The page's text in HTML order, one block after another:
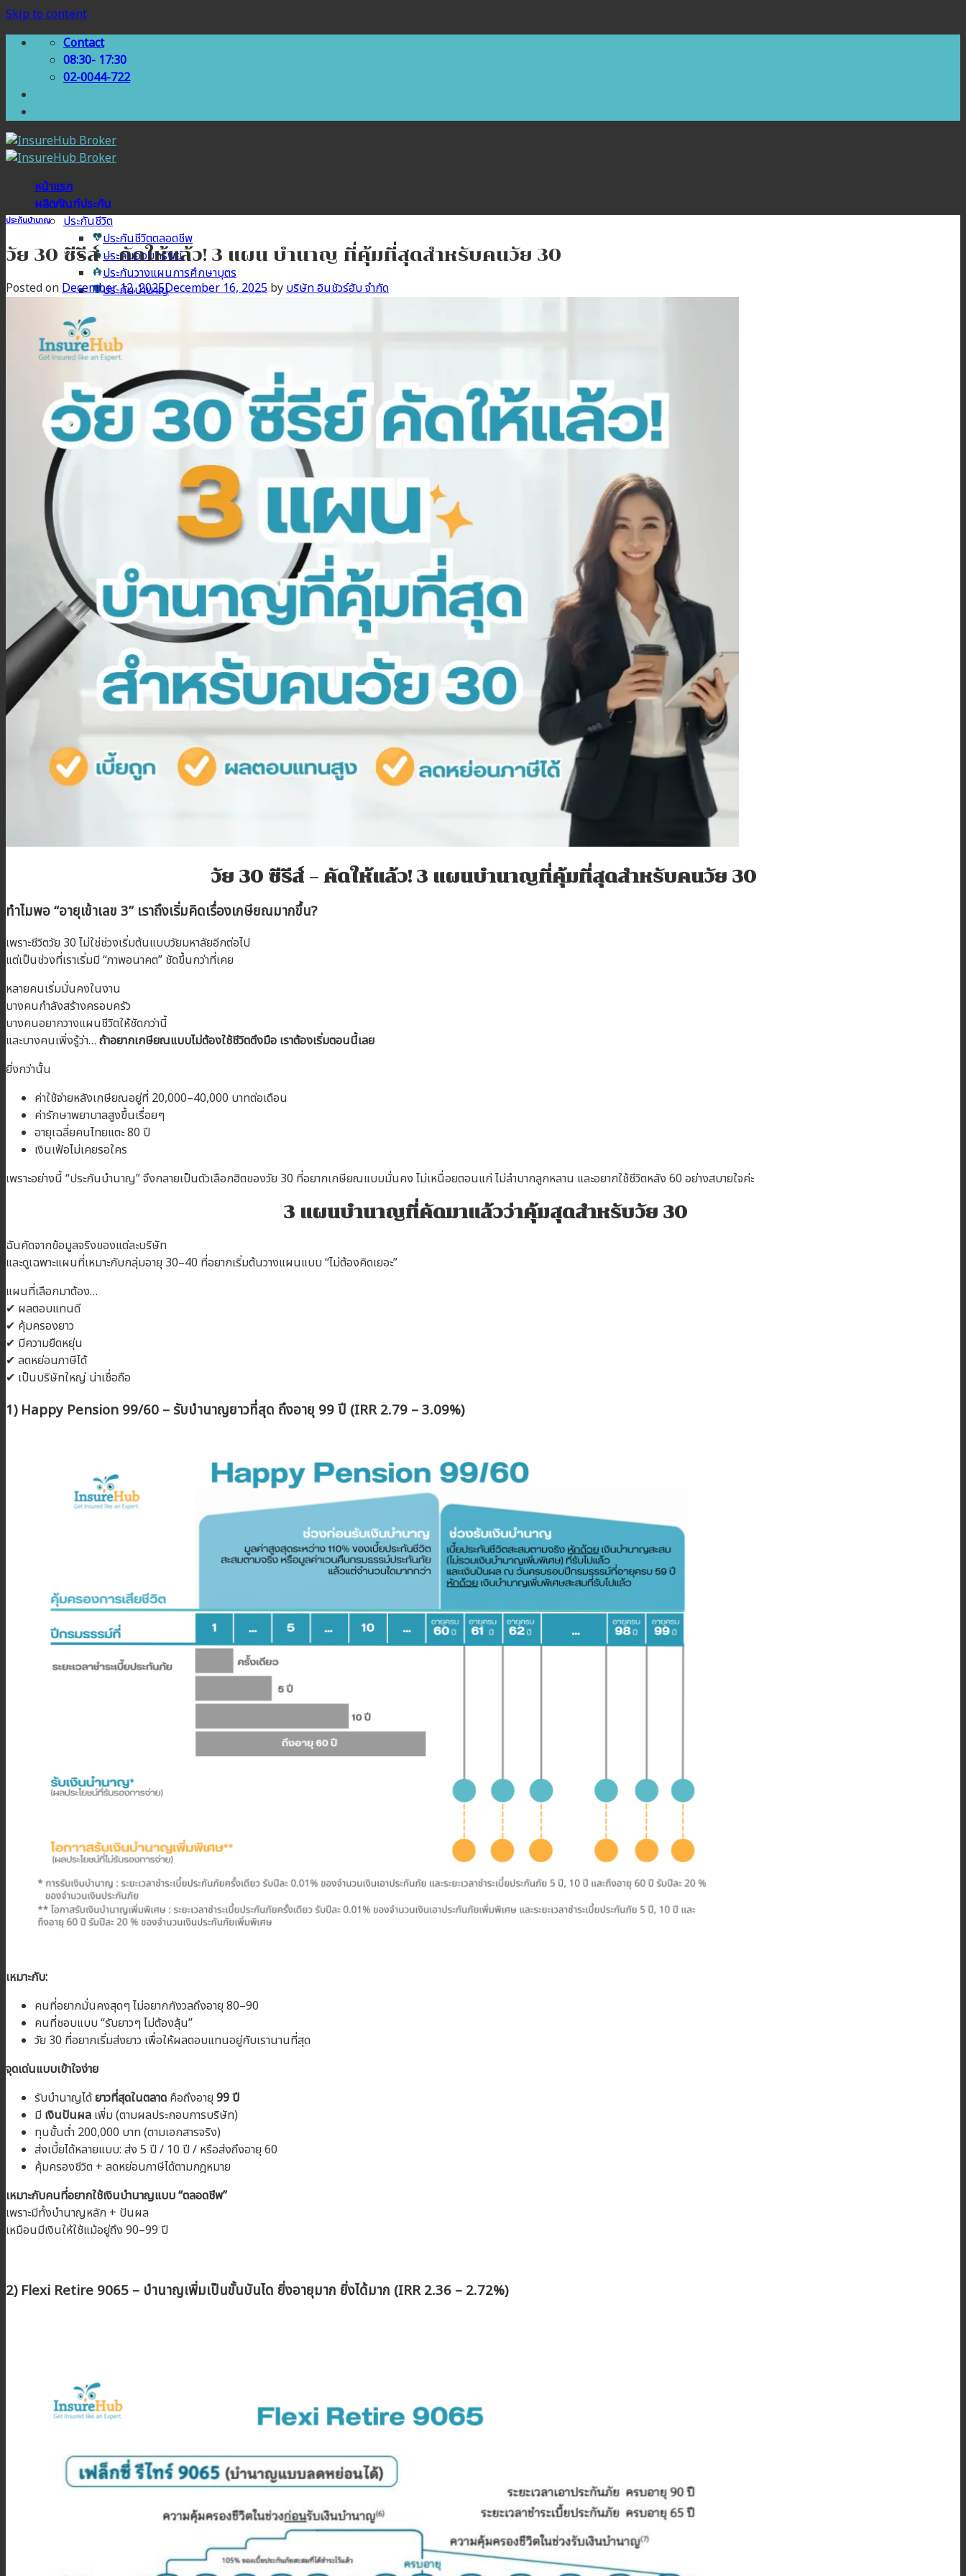
Skip to content
Contact
08:30- 17:30
02-0044-722
หน้าแรก
ผลิตภัณฑ์ประกัน
ประกันชีวิต
ประกันชีวิตตลอดชีพ
ประกันออมทรัพย์
ประกันวางแผนการศึกษาบุตร
ประกันบำนาญ
ประกันสุขภาพเหมาจ่าย
ประกันสุขภาพเด็กเล็ก
ประกันวางแผนคลอดบุตร
ประกันมะเร็ง
ประกันเดินทาง
ประกันเดินทางต่างประเทศ
ประกันเดินทางในประเทศ
ลูกค้าองค์กร
ประกันความเสี่ยงภัยทรัพย์สิน (IAR)
ประกันกลุ่มองค์กร
ประกันคีย์แมน
ค้นหาประกันสุขภาพ
โปรโมชั่น
บทความ
ติดต่อเรา
เข้าสู่ระบบตัวแทน
ประกันบำนาญ
วัย 30 ซีรีส์ – คัดให้แล้ว! 3 แผน บำนาญ ที่คุ้มที่สุดสำหรับคนวัย 30
Posted onDecember 12, 2025December 16, 2025 byบริษัท อินชัวร์ฮับ จำกัด
วัย 30 ซีรีส์ – คัดให้แล้ว! 3 แผนบำนาญที่คุ้มที่สุดสำหรับคนวัย 30
ทำไมพอ “อายุเข้าเลข 3” เราถึงเริ่มคิดเรื่องเกษียณมากขึ้น?
เพราะชีวิตวัย 30 ไม่ใช่ช่วงเริ่มต้นแบบวัยมหาลัยอีกต่อไป
แต่เป็นช่วงที่เราเริ่มมี “ภาพอนาคต” ชัดขึ้นกว่าที่เคย
หลายคนเริ่มมั่นคงในงาน
บางคนกำลังสร้างครอบครัว
บางคนอยากวางแผนชีวิตให้ชัดกว่านี้
และบางคนเพิ่งรู้ว่า… ถ้าอยากเกษียณแบบไม่ต้องใช้ชีวิตตึงมือ เราต้องเริ่มตอนนี้เลย
ยิ่งกว่านั้น
ค่าใช้จ่ายหลังเกษียณอยู่ที่ 20,000–40,000 บาทต่อเดือน
ค่ารักษาพยาบาลสูงขึ้นเรื่อยๆ
อายุเฉลี่ยคนไทยแตะ 80 ปี
เงินเฟ้อไม่เคยรอใคร
เพราะอย่างนี้ “ประกันบำนาญ” จึงกลายเป็นตัวเลือกฮิตของวัย 30 ที่อยากเกษียณแบบมั่นคง ไม่เหนื่อยตอนแก่ ไม่ลำบากลูกหลาน และอยากใช้ชีวิตหลัง 60 อย่างสบายใจค่ะ
3 แผนบำนาญที่คัดมาแล้วว่าคุ้มสุดสำหรับวัย 30
ฉันคัดจากข้อมูลจริงของแต่ละบริษัท
และดูเฉพาะแผนที่เหมาะกับกลุ่มอายุ 30–40 ที่อยากเริ่มต้นวางแผนแบบ “ไม่ต้องคิดเยอะ”
แผนที่เลือกมาต้อง…
✔ ผลตอบแทนดี
✔ คุ้มครองยาว
✔ มีความยืดหยุ่น
✔ ลดหย่อนภาษีได้
✔ เป็นบริษัทใหญ่ น่าเชื่อถือ
1) Happy Pension 99/60 – รับบำนาญยาวที่สุด ถึงอายุ 99 ปี (IRR 2.79 – 3.09%)
เหมาะกับ:
คนที่อยากมั่นคงสุดๆ ไม่อยากกังวลถึงอายุ 80–90
คนที่ชอบแบบ “รับยาวๆ ไม่ต้องลุ้น”
วัย 30 ที่อยากเริ่มส่งยาว เพื่อให้ผลตอบแทนอยู่กับเรานานที่สุด
จุดเด่นแบบเข้าใจง่าย
รับบำนาญได้ยาวที่สุดในตลาด คือถึงอายุ 99 ปี
มี เงินปันผล เพิ่ม (ตามผลประกอบการบริษัท)
ทุนขั้นต่ำ 200,000 บาท (ตามเอกสารจริง)
ส่งเบี้ยได้หลายแบบ: ส่ง 5 ปี / 10 ปี / หรือส่งถึงอายุ 60
คุ้มครองชีวิต + ลดหย่อนภาษีได้ตามกฎหมาย
เหมาะกับคนที่อยากใช้เงินบำนาญแบบ “ตลอดชีพ”
เพราะมีทั้งบำนาญหลัก + ปันผล
เหมือนมีเงินให้ใช้แม้อยู่ถึง 90–99 ปี
2) Flexi Retire 9065 – บำนาญเพิ่มเป็นขั้นบันได ยิ่งอายุมาก ยิ่งได้มาก (IRR 2.36 – 2.72%)